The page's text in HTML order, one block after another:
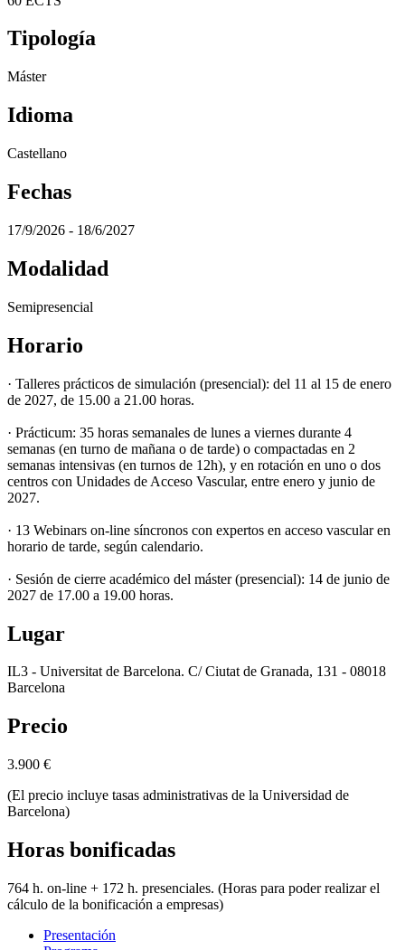
Tipología
Máster
Idioma
Castellano
Fechas
17/9/2026 - 18/6/2027
Modalidad
Semipresencial
Horario
· Talleres prácticos de simulación (presencial): del 11 al 15 de enero
de 2027, de 15.00 a 21.00 horas.
· Prácticum: 35 horas semanales de lunes a viernes durante 4
semanas (en turno de mañana o de tarde) o compactadas en 2
semanas intensivas (en turnos de 12h), y en rotación en uno o dos
centros con Unidades de Acceso Vascular, entre enero y junio de
2027.
· 13 Webinars on-line síncronos con expertos en acceso vascular en
horario de tarde, según calendario.
· Sesión de cierre académico del máster (presencial): 14 de junio de
2027 de 17.00 a 19.00 horas.
Lugar
IL3 - Universitat de Barcelona. C/ Ciutat de Granada, 131 - 08018
Barcelona
Precio
3.900 €
(El precio incluye tasas administrativas de la Universidad de
Barcelona)
Horas bonificadas
764 h. on-line + 172 h. presenciales. (Horas para poder realizar el
cálculo de la bonificación a empresas)
Presentación